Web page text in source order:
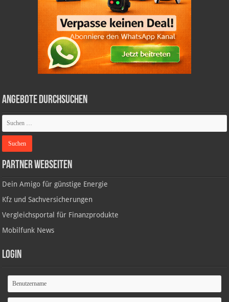
Angebote durchsuchen
Partner Webseiten
Dein Amigo für günstige Energie
Kfz und Sachversicherungen
Vergleichsportal für Finanzprodukte
Mobilfunk News
Login